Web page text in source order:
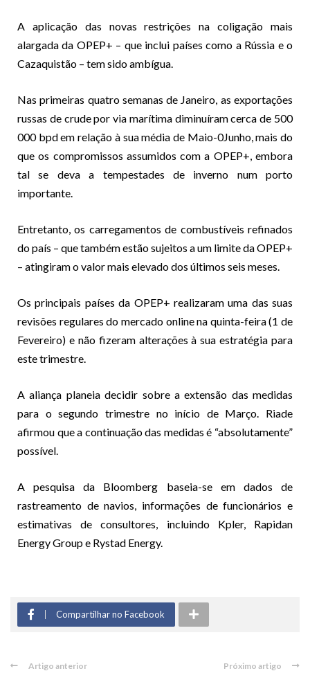
A aplicação das novas restrições na coligação mais
alargada da OPEP+ – que inclui países como a Rússia e o
Cazaquistão – tem sido ambígua.
Nas primeiras quatro semanas de Janeiro, as exportações
russas de crude por via marítima diminuíram cerca de 500
000 bpd em relação à sua média de Maio-0Junho, mais do
que os compromissos assumidos com a OPEP+, embora
tal se deva a tempestades de inverno num porto
importante.
Entretanto, os carregamentos de combustíveis refinados
do país – que também estão sujeitos a um limite da OPEP+
– atingiram o valor mais elevado dos últimos seis meses.
Os principais países da OPEP+ realizaram uma das suas
revisões regulares do mercado online na quinta-feira (1 de
Fevereiro) e não fizeram alterações à sua estratégia para
este trimestre.
A aliança planeia decidir sobre a extensão das medidas
para o segundo trimestre no início de Março. Riade
afirmou que a continuação das medidas é “absolutamente”
possível.
A pesquisa da Bloomberg baseia-se em dados de
rastreamento de navios, informações de funcionários e
estimativas de consultores, incluindo Kpler, Rapidan
Energy Group e Rystad Energy.
Compartilhar no Facebook
Artigo anterior Próximo artigo